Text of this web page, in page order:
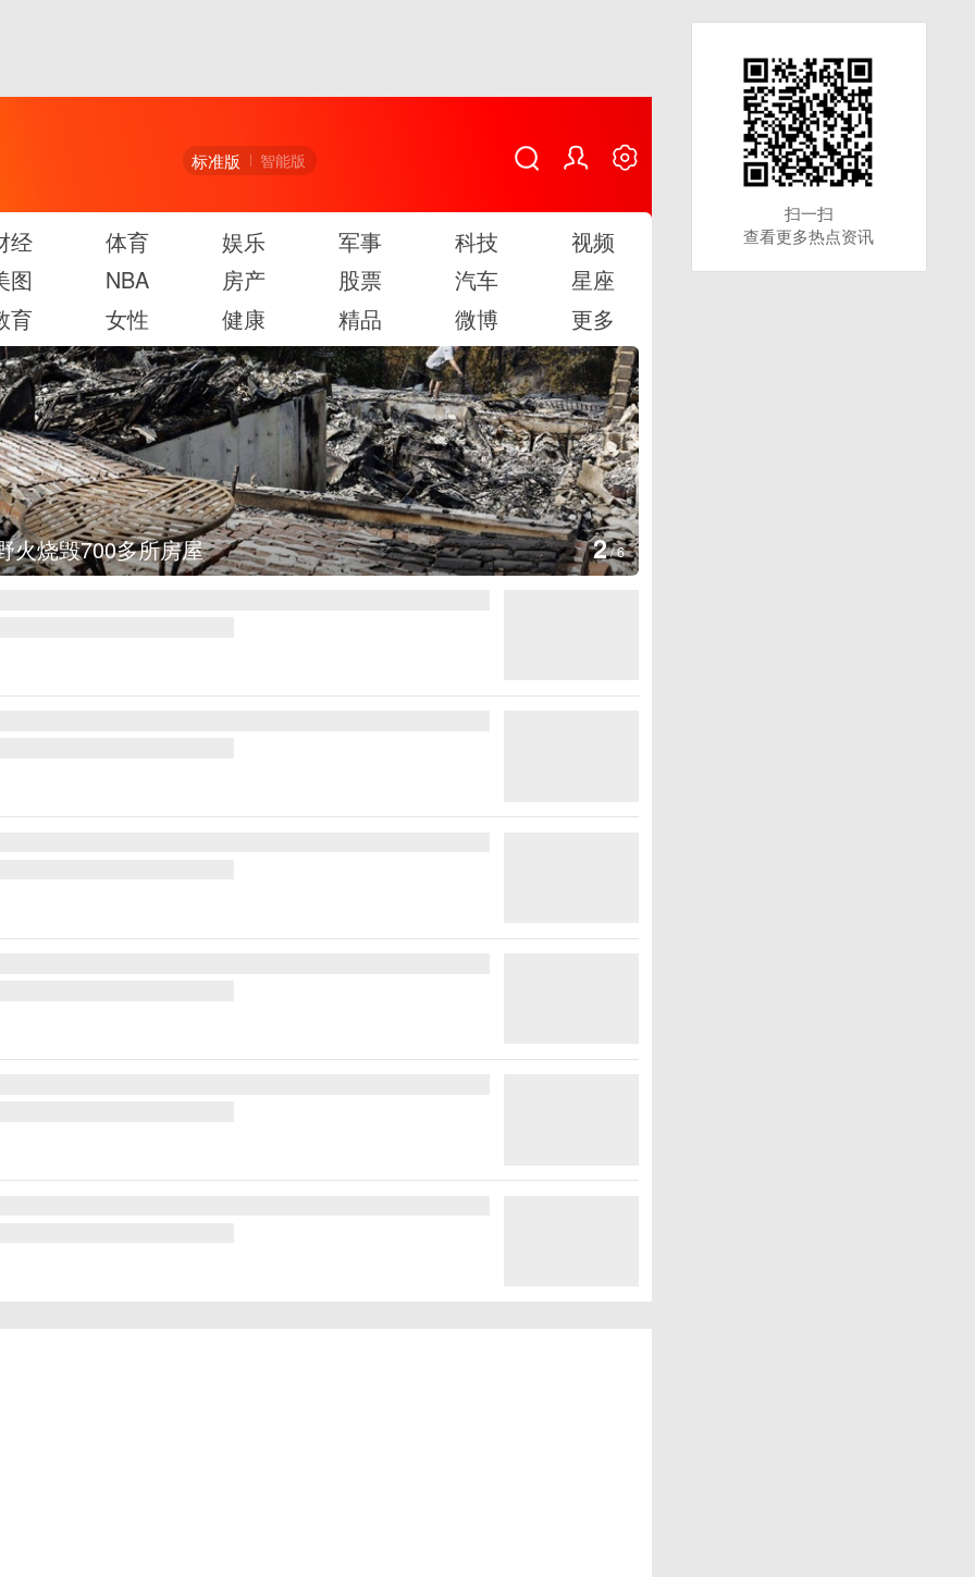
标准版 智能版
经 体育 娱乐 军事 科技
视频
图
NBA 房产 股票 汽车
星座
育
女性 健康 精品 微博 更多
火烧毁700多所房屋 2/6
扫一扫
查看更多热点资讯
扫一扫
查看更多热点资讯